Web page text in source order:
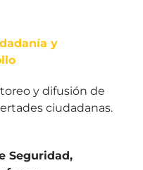
y difusión de
ciudadanas.